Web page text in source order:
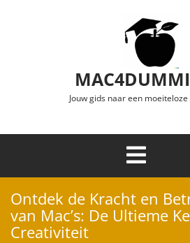
Jouw gids naar een
Openen
Ontdek de Kracht en
van Mac’s: De Ultieme
Creativiteit